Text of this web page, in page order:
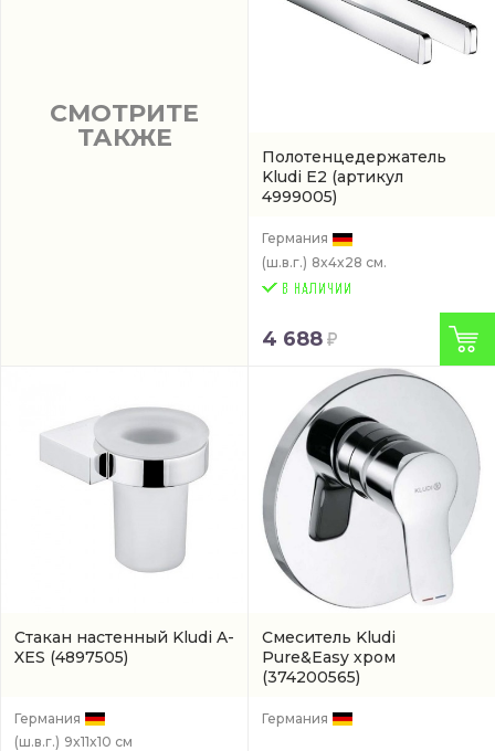
СМОТРИТЕ
ТАКЖЕ
Полотенцедержатель
Kludi E2 (артикул
4999005)
Германия
(ш.в.г.) 8x4x28 см.
4 688
Стакан настенный Kludi A-
XES (4897505)
Германия
(ш.в.г.) 9x11x10 см
Смеситель Kludi
Pure&Easy хром
(374200565)
Германия